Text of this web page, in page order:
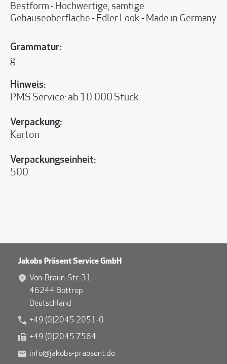
Bestform - Hochwertige, samtige
Gehäuseoberfläche - Edler Look - Made in Germany
Grammatur:
g
Hinweis:
PMS Service: ab 10.000 Stück
Verpackung:
Karton
Verpackungseinheit:
500
Jakobs Präsent Service GmbH
Von-Braun-Str. 31
46244 Bottrop
Deutschland
+49 (0)2045 2051-0
+49 (0)2045 7564
info@jakobs-praesent.de